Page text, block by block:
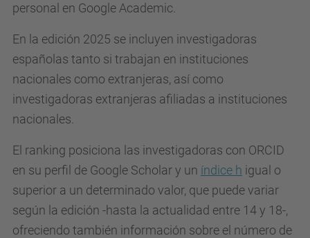
personal en Google Academic.
En la edición 2025 se incluyen investigadoras
españolas tanto si trabajan en instituciones
nacionales como extranjeras, así como
investigadoras extranjeras afiliadas a instituciones
nacionales.
El ranking posiciona las investigadoras con ORCID
en su perfil de Google Scholar y un índice h igual o
superior a un determinado valor, que puede variar
según la edición -hasta la actualidad entre 14 y 18-,
ofreciendo también información sobre el número de